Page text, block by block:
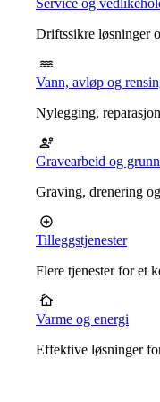
Driftssikre løsninger
Vann, avløp og
Nylegging,
Gravearbeid og
Graving, drenering
Tilleggstjenester
Flere tjenester for et
Varme og energi
Effektive løsninger